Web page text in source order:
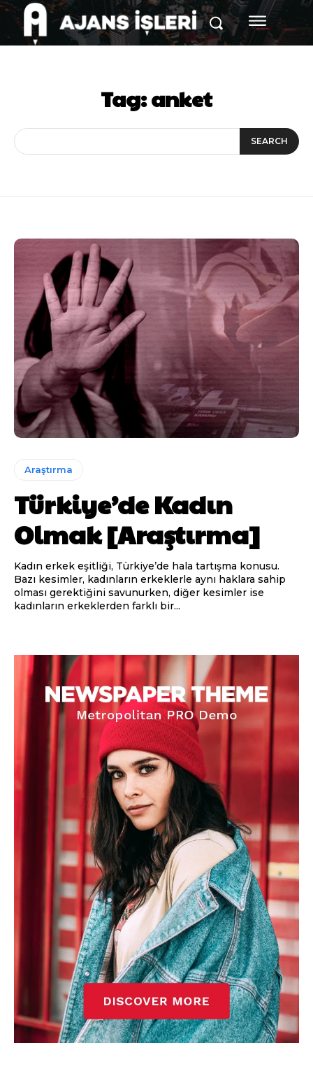
Tag:anket
SEARCH
Araştırma
Türkiye’de Kadın
Olmak [Araştırma]
Kadın erkek eşitliği, Türkiye’de hala tartışma konusu.
Bazı kesimler, kadınların erkeklerle aynı haklara sahip
olması gerektiğini savunurken, diğer kesimler ise
kadınların erkeklerden farklı bir...